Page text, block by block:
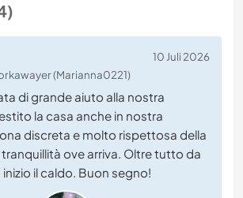
10 Juli 2026
(Marianna0221)
di grande aiuto alla nostra
la casa anche in nostra
discreta e molto rispettosa della
ove arriva. Oltre tutto da
il caldo. Buon segno!